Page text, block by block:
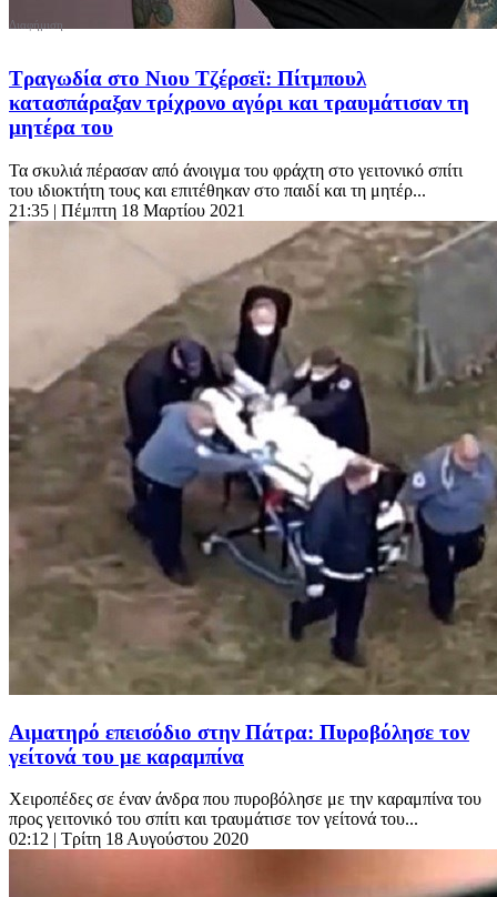
Τραγωδία στο Νιου Τζέρσεϊ: Πίτμπουλ
κατασπάραξαν τρίχρονο αγόρι και τραυμάτισαν τη
μητέρα του
Τα σκυλιά πέρασαν από άνοιγμα του φράχτη στο γειτονικό σπίτι
του ιδιοκτήτη τους και επιτέθηκαν στο παιδί και τη μητέρ...
21:35 | Πέμπτη 18 Μαρτίου 2021
Αιματηρό επεισόδιο στην Πάτρα: Πυροβόλησε τον
γείτονά του με καραμπίνα
Χειροπέδες σε έναν άνδρα που πυροβόλησε με την καραμπίνα του
προς γειτονικό του σπίτι και τραυμάτισε τον γείτονά του...
02:12 | Τρίτη 18 Αυγούστου 2020